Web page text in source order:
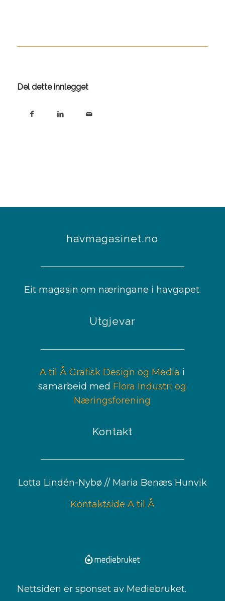
Del dette innlegget
havmagasinet.no
Eit magasin om næringane i havgapet.
Utgjevar
A til Å Grafisk Design og Media i
samarbeid med Flora Industri og
Næringsforening
Kontakt
Lotta Lindén-Nybø // Maria Benæs Hunvik
Kontaktside A til Å
Nettsiden er sponset av Mediebruket.